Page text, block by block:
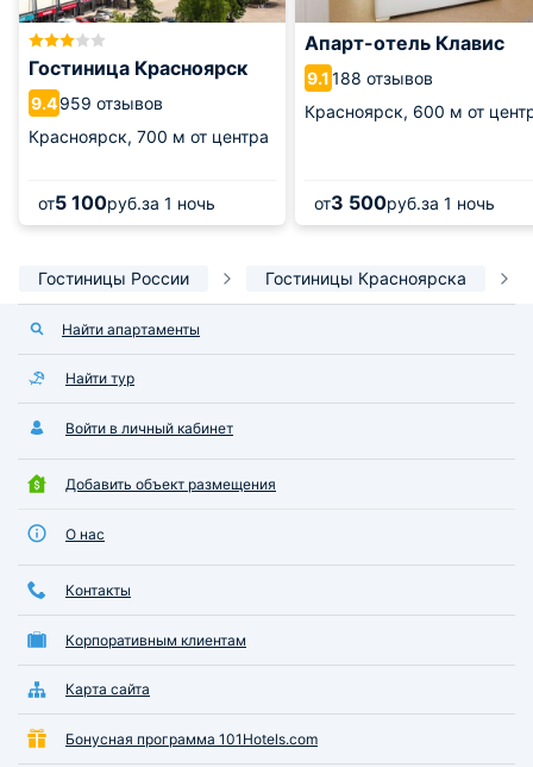
Гостиница Красноярск
9.4959 отзывов
Красноярск, 700 м от центра
от5 100руб.за 1 ночь
Апарт-отель Клавис
9.1188 отзывов
Красноярск, 600 м от
от3 500руб.за 1 ночь
Гостиницы России Гостиницы Красноярска
Найти апартаменты
Найти тур
Войти в личный кабинет
Добавить объект размещения
О нас
Контакты
Корпоративным клиентам
Карта сайта
Бонусная программа 101Hotels.com